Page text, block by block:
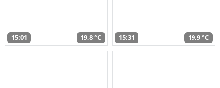
15:01 19,8 °C 15:31 19,9 °C